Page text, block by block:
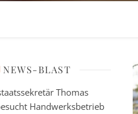
NEWS-BLAST
Thomas
Handwerksbetrieb